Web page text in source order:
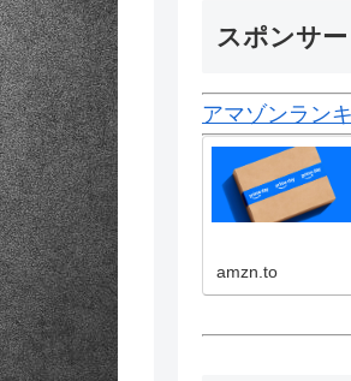
スポンサ
アマゾンラン
amzn.to